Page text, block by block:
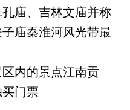
庙、吉林文庙并称
庙秦淮河风光带最
内的景点江南贡
门票